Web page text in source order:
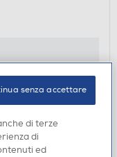
di terze
di
ed
senza accettare